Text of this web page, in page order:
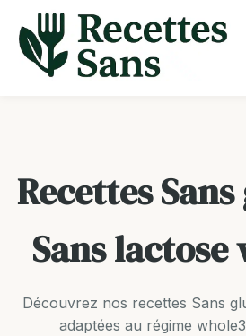
contenu
Recettes
Sans lactose
Découvrez nos recettes Sans
adaptées au régime